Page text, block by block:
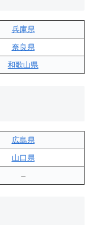
兵庫県
奈良県
和歌山県
広島県
山口県
–